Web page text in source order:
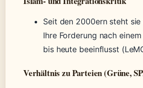
Seit den 2000ern steht
Ihre Forderung nach
bis heute beeinflusst
Verhältnis zu Parteien (Grüne,